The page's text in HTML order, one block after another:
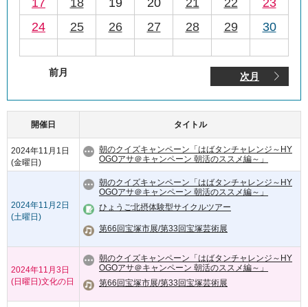
17 18 19 20 21 22
23
24
25 26 27 28 29 30
前月 次月
開催日 タイトル
2024年11月1日
(金曜日)
朝のクイズキャンペーン「はばタンチャレンジ～HY
OGOアサ＠キャンペーン 朝活のススメ編～」
2024年11月2日
(土曜日)
朝のクイズキャンペーン「はばタンチャレンジ～HY
OGOアサ＠キャンペーン 朝活のススメ編～」
ひょうご北摂体験型サイクルツアー
第66回宝塚市展/第33回宝塚芸術展
2024年11月3日
(日曜日)文化の日
朝のクイズキャンペーン「はばタンチャレンジ～HY
OGOアサ＠キャンペーン 朝活のススメ編～」
第66回宝塚市展/第33回宝塚芸術展